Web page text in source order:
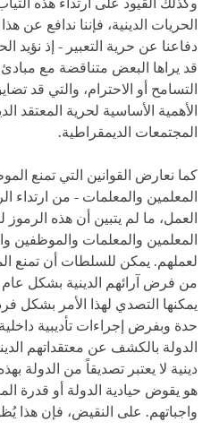
وكذلك القيود على ارتداء هذه
الحريات الدينية، فإننا ندافع
دفاعنا عن حرية التعبير - إذ نؤيد
قد يراها البعض متناقضة مع مبادئ
التسامح أو الاحترام، والتي قد
الأهمية الأساسية لحرية المعتقد
المجتمعات الديمقراطية.
كما نعارض القوانين التي تمنع
المعلمين والمعلمات - من ارتداء
العمل، ما لم يتبين أن هذه الرموز
المعلمين والمعلمات والموظفين
لعملهم. يمكن للسلطات أن تمنع
من فرض آرائهم الدينية بشكل
يمكنها التصدي لهذا الأمر بشكل
حدة وبفرض إجراءات تأديبية
الدولة بالكشف عن معتقداتهم
دينية لا يعتبر تصديقاً من الدولة
هو يقوض حيادية الدولة أو قدرة
واجباتهم. على النقيض، فإن هذا